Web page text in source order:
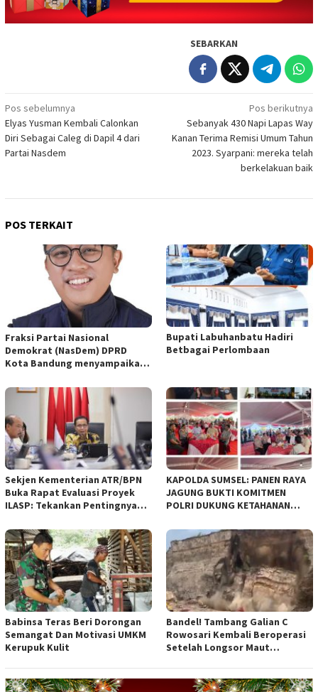
SEBARKAN
Navigasi
pos
Pos sebelumnya
Elyas Yusman Kembali Calonkan
Diri Sebagai Caleg di Dapil 4 dari
Partai Nasdem
Pos berikutnya
Sebanyak 430 Napi Lapas Way
Kanan Terima Remisi Umum Tahun
2023. Syarpani: mereka telah
berkelakuan baik
POS TERKAIT
Fraksi Partai Nasional
Demokrat (NasDem) DPRD
Kota Bandung menyampaikan
empat Rancangan Peraturan
Daerah (Raperda) yang
diajukan Pemerintah Kota
Bandung
Bupati Labuhanbatu Hadiri
Betbagai Perlombaan
Sekjen Kementerian ATR/BPN
Buka Rapat Evaluasi Proyek
ILASP: Tekankan Pentingnya
Anggaran
KAPOLDA SUMSEL: PANEN RAYA
JAGUNG BUKTI KOMITMEN
POLRI DUKUNG KETAHANAN
Babinsa Teras Beri Dorongan
Semangat Dan Motivasi UMKM
Kerupuk Kulit
Bandel! Tambang Galian C
Rowosari Kembali Beroperasi
Setelah Longsor Maut